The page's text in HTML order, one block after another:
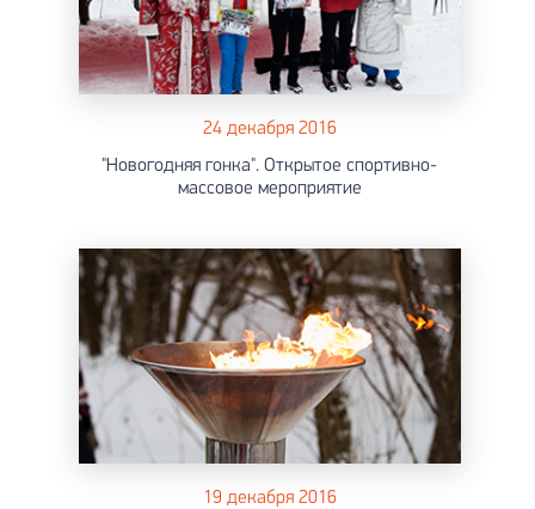
24 декабря 2016
"Новогодняя гонка". Открытое спортивно-
массовое мероприятие
19 декабря 2016